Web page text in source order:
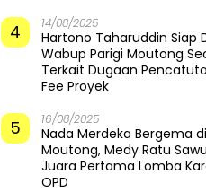
4 14/08/2025
Hartono Taharuddin Siap
Wabup Parigi Moutong
Terkait Dugaan
Fee Proyek
5 16/08/2025
Nada Merdeka Bergema
Moutong, Medy Ratu
Juara Pertama Lomba
OPD